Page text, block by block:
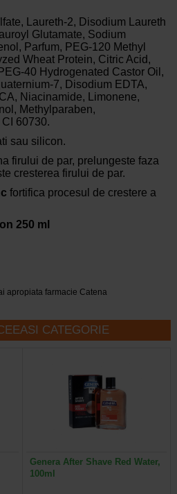
Laureth-2, Disodium Laureth
Glutamate, Sodium
Parfum, PEG-120 Methyl
Wheat Protein, Citric Acid,
40 Hydrogenated Castor Oil,
7, Disodium EDTA,
Niacinamide, Limonene,
Methylparaben,
60730.
sau silicon.
firului de par, prelungeste faza
cresterea firului de par.
fortifica procesul de crestere a
250 ml
apropiata farmacie Catena
CATEGORIE
Genera After Shave Red Water,
100ml